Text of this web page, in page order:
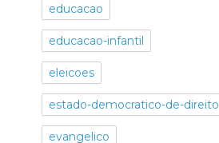
educacao
educacao-infantil
eleicoes
estado-democratico-de-direito
evangelico